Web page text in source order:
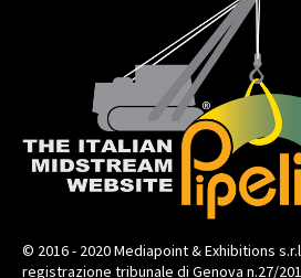
© 2016 - 2020 Mediapoint & Exhibitions
registrazione tribunale di Genova n.27/